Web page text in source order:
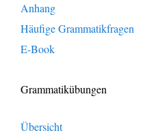
Anhang
Häufige Grammatikfragen
E-Book
Grammatikübungen
Übersicht